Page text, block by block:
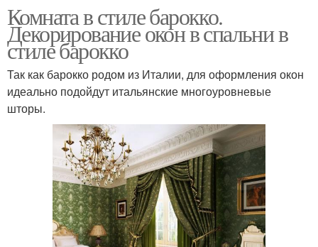
Комната в стиле барокко.
Декорирование окон в спальни в
стиле барокко
Так как барокко родом из Италии, для оформления окон
идеально подойдут итальянские многоуровневые
шторы.